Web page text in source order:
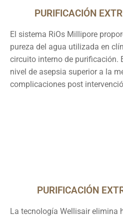
PURIFICACIÓN
El sistema RiOs Millipore
pureza del agua utilizada en
circuito interno de purificación.
nivel de asepsia superior a la
complicaciones post
PURIFICACIÓN
La tecnología Wellisair elimina